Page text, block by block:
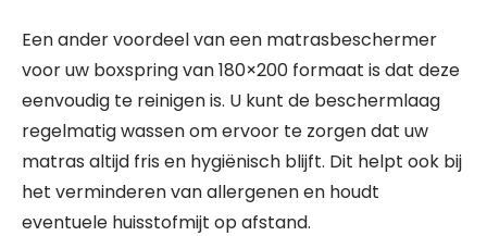
Een ander voordeel van een matrasbeschermer
voor uw boxspring van 180×200 formaat is dat deze
eenvoudig te reinigen is. U kunt de beschermlaag
regelmatig wassen om ervoor te zorgen dat uw
matras altijd fris en hygiënisch blijft. Dit helpt ook bij
het verminderen van allergenen en houdt
eventuele huisstofmijt op afstand.